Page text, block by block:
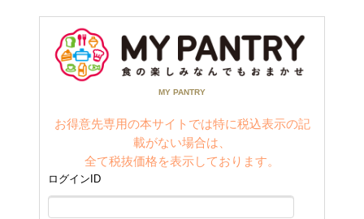
MY PANTRY
お得意先専用の本サイトでは特に税込表示の記
載がない場合は、
全て税抜価格を表示しております。
ログインID